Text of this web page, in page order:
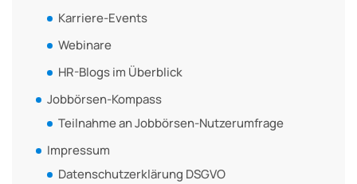
Karriere-Events
Webinare
HR-Blogs im Überblick
Jobbörsen-Kompass
Teilnahme an Jobbörsen-Nutzerumfrage
Impressum
Datenschutzerklärung DSGVO